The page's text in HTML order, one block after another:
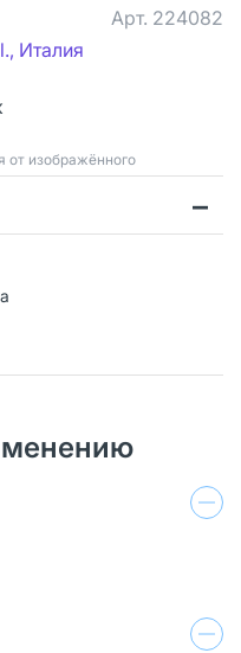
Арт. 224082
Италия
от изображённого